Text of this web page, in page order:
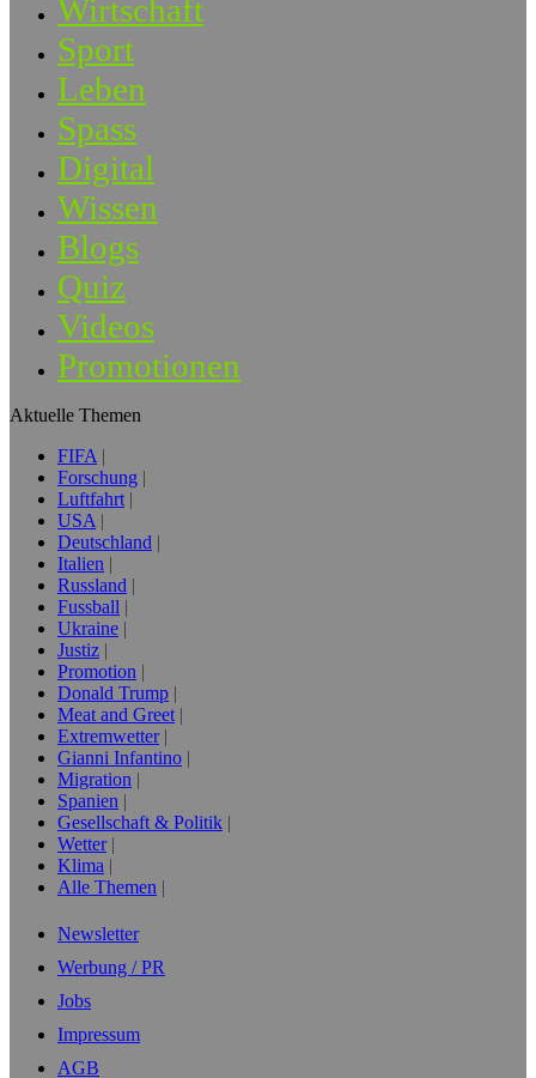
Wirtschaft
Sport
Leben
Spass
Digital
Wissen
Blogs
Quiz
Videos
Promotionen
Aktuelle Themen
FIFA
Forschung
Luftfahrt
USA
Deutschland
Italien
Russland
Fussball
Ukraine
Justiz
Promotion
Donald Trump
Meat and Greet
Extremwetter
Gianni Infantino
Migration
Spanien
Gesellschaft & Politik
Wetter
Klima
Alle Themen
Newsletter
Werbung / PR
Jobs
Impressum
AGB